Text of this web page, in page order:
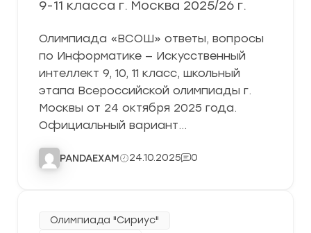
9-11 класса г. Москва 2025/26 г.
Олимпиада «ВСОШ» ответы, вопросы
по Информатике — Искусственный
интеллект 9, 10, 11 класс, школьный
этапа Всероссийской олимпиады г.
Москвы от 24 октября 2025 года.
Официальный вариант…
PANDAEXAM 24.10.2025 0
Олимпиада "Сириус"